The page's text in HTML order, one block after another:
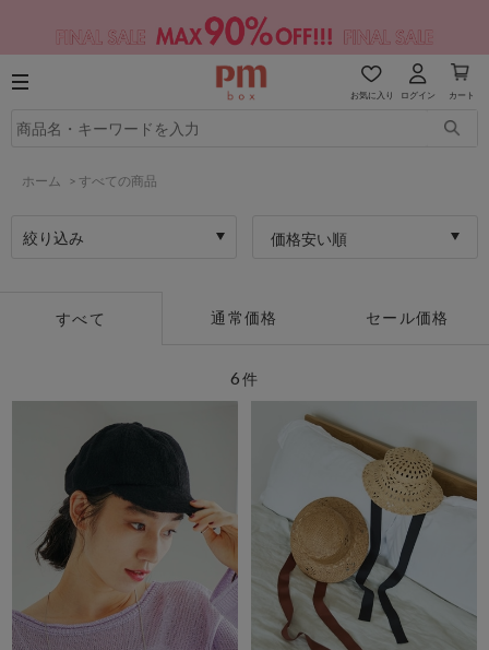
お気に入り ログイン カート
ホーム > すべての商品
絞り込み 価格安い順
すべて 通常価格 セール価格
6件